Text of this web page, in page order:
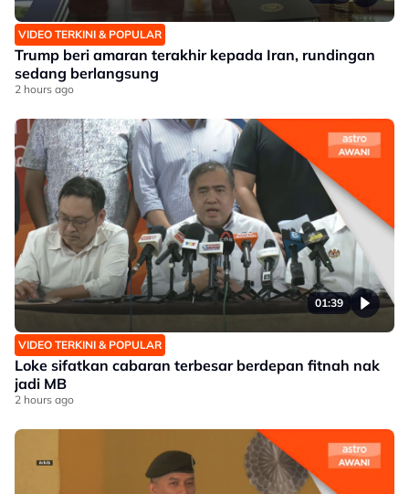
VIDEO TERKINI & POPULAR
Trump beri amaran terakhir kepada Iran, rundingan
sedang berlangsung
2 hours ago
01:39
VIDEO TERKINI & POPULAR
Loke sifatkan cabaran terbesar berdepan fitnah nak
jadi MB
2 hours ago